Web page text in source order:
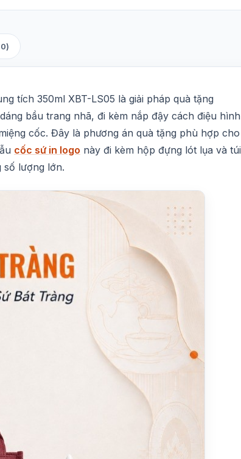
tích 350ml XBT-LS05 là giải pháp quà tặng
bầu trang nhã, đi kèm nắp đậy cách điệu hình
cốc. Đây là phương án quà tặng phù hợp cho
cốc sứ in logo này đi kèm hộp đựng lót lụa và túi
số lượng lớn.